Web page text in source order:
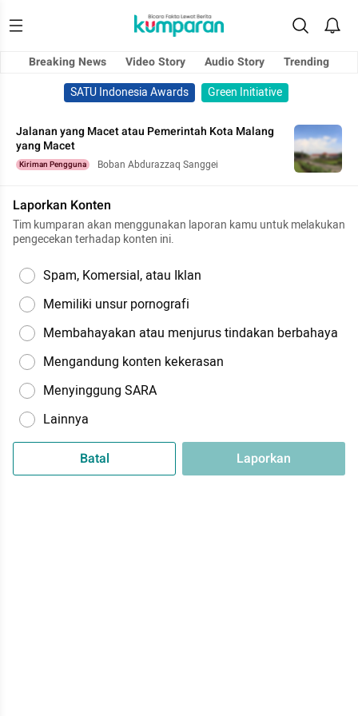
Breaking News Video Story Audio Story
Trending
SATU Indonesia Awards
Green Initiative
Jalanan yang Macet atau Pemerintah Kota Malang
yang Macet
Kiriman Pengguna Boban Abdurazzaq Sanggei
Laporkan Konten
Tim kumparan akan menggunakan laporan kamu untuk melakukan
pengecekan terhadap konten ini.
Spam, Komersial, atau Iklan
Memiliki unsur pornografi
Membahayakan atau menjurus tindakan berbahaya
Mengandung konten kekerasan
Menyinggung SARA
Lainnya
Batal Laporkan